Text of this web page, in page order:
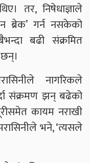
तर, निषेधाज्ञाले
ब्रेक’ गर्न नसकेको
बढी संक्रमित
नागरिकले
संक्रमण झन् बढेको
कायम नराखी
भने, ‘त्यसले